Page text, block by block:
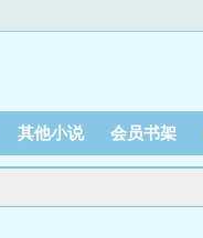
其他小说 会员书架